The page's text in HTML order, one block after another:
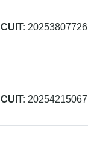
CUIT: 20253807726
CUIT: 20254215067